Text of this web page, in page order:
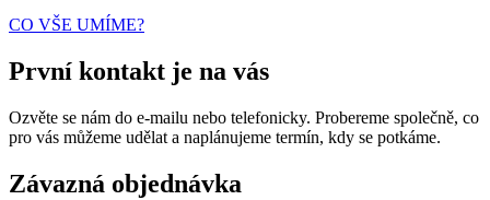
CO VŠE UMÍME?
První kontakt je na vás
Ozvěte se nám do e-mailu nebo telefonicky. Probereme společně, co
pro vás můžeme udělat a naplánujeme termín, kdy se potkáme.
Závazná objednávka